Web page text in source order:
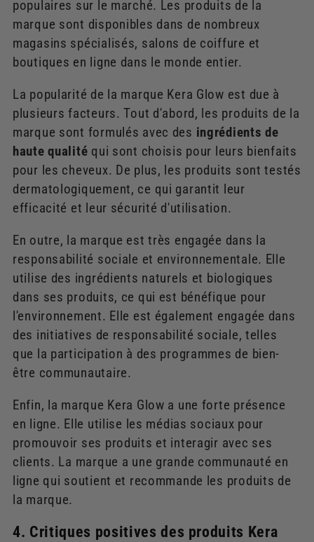
populaires sur le marché. Les produits de la
marque sont disponibles dans de nombreux
magasins spécialisés, salons de coiffure et
boutiques en ligne dans le monde entier.
La popularité de la marque Kera Glow est due à
plusieurs facteurs. Tout d'abord, les produits de la
marque sont formulés avec des ingrédients de
haute qualité qui sont choisis pour leurs bienfaits
pour les cheveux. De plus, les produits sont testés
dermatologiquement, ce qui garantit leur
efficacité et leur sécurité d'utilisation.
En outre, la marque est très engagée dans la
responsabilité sociale et environnementale. Elle
utilise des ingrédients naturels et biologiques
dans ses produits, ce qui est bénéfique pour
l'environnement. Elle est également engagée dans
des initiatives de responsabilité sociale, telles
que la participation à des programmes de bien-
être communautaire.
Enfin, la marque Kera Glow a une forte présence
en ligne. Elle utilise les médias sociaux pour
promouvoir ses produits et interagir avec ses
clients. La marque a une grande communauté en
ligne qui soutient et recommande les produits de
la marque.
4. Critiques positives des produits Kera